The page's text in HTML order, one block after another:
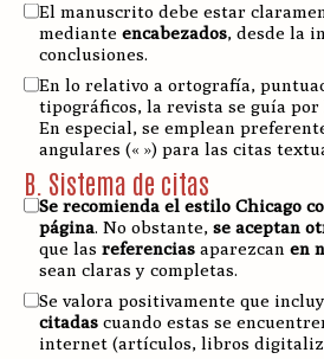
El manuscrito debe estar
medianteencabezados, desde la
conclusiones.
En lo relativo a ortografía,
tipográficos, la revista se guía
En especial, se emplean
angulares (« ») para las citas
B. Sistema de citas
Se recomienda el estilo Chicago
página. No obstante,se aceptan
que lasreferencias aparezcanen
sean claras y completas.
Se valora positivamente que
citadas cuando estas se
internet (artículos, libros